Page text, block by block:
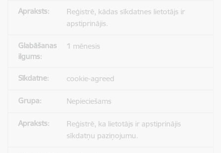
Reģistrē, kādas sīkdatnes lietotājs ir
apstiprinājis.
1 mēnesis
cookie-agreed
Nepieciešams
Reģistrē, ka lietotājs ir apstiprinājis
sīkdatņu paziņojumu.